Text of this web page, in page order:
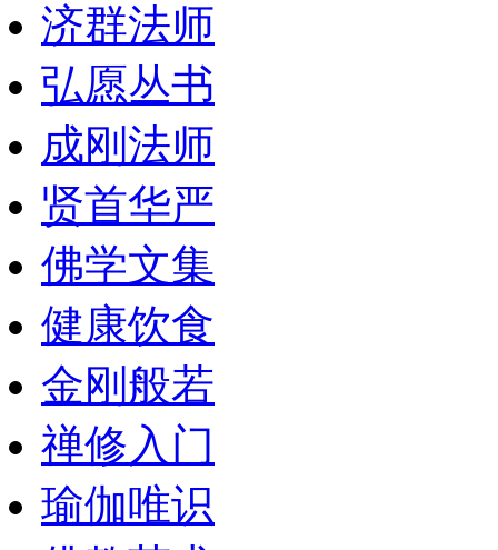
济群法师
弘愿丛书
成刚法师
贤首华严
佛学文集
健康饮食
金刚般若
禅修入门
瑜伽唯识